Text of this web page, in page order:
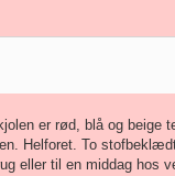
er rød, blå og
Helforet. To
eller til en middag hos